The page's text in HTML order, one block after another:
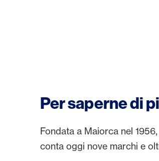
Per saperne di
Fondata a Maiorca nel
conta oggi nove marchi e